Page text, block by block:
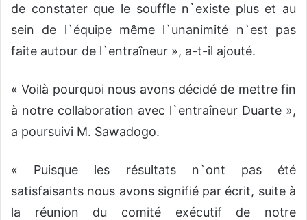
de constater que le souffle n`existe plus et au
sein de l`équipe même l`unanimité n`est pas
faite autour de l`entraîneur », a-t-il ajouté.
« Voilà pourquoi nous avons décidé de mettre fin
à notre collaboration avec l`entraîneur Duarte »,
a poursuivi M. Sawadogo.
« Puisque les résultats n`ont pas été
satisfaisants nous avons signifié par écrit, suite à
la réunion du comité exécutif de notre